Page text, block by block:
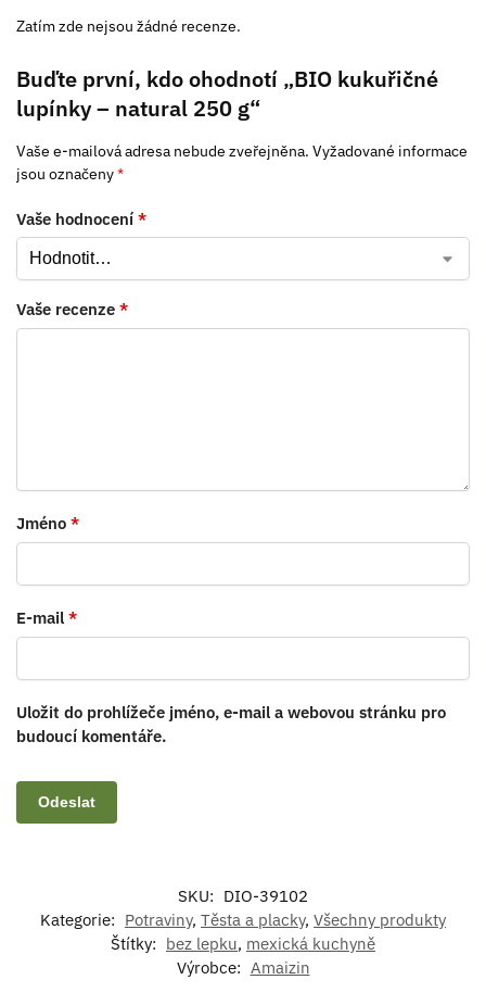
Zatím zde nejsou žádné recenze.
Buďte první, kdo ohodnotí „BIO kukuřičné
lupínky – natural 250 g“
Vaše e-mailová adresa nebude zveřejněna. Vyžadované informace
jsou označeny*
Vaše hodnocení *
Vaše recenze *
Jméno *
E-mail *
Uložit do prohlížeče jméno, e-mail a webovou stránku pro
budoucí komentáře.
SKU: DIO-39102
Kategorie: Potraviny, Těsta a placky, Všechny produkty
Štítky: bez lepku, mexická kuchyně
Výrobce: Amaizin